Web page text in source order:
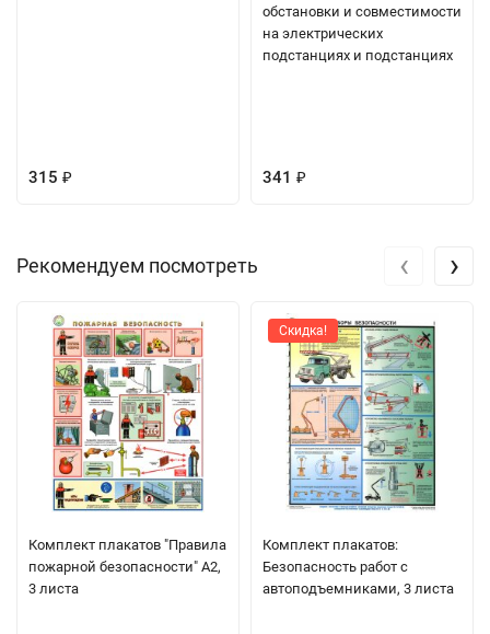
315 ₽
обстановки и совместимости
на электрических
подстанциях и подстанциях
341 ₽
Рекомендуем посмотреть
Комплект плакатов "Правила
пожарной безопасности" А2,
3 листа
Скидка!
Комплект плакатов:
Безопасность работ с
автоподъемниками, 3 листа
‹ ›